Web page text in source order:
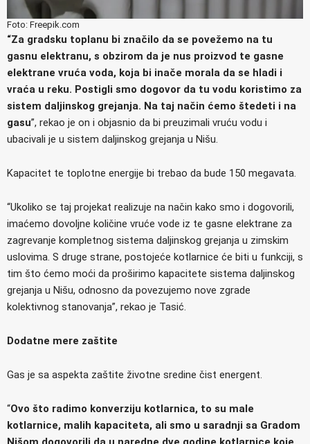
Foto: Freepik.com
“Za gradsku toplanu bi značilo da se povežemo na tu
gasnu elektranu, s obzirom da je nus proizvod te gasne
elektrane vruća voda, koja bi inače morala da se hladi i
vraća u reku. Postigli smo dogovor da tu vodu koristimo za
sistem daljinskog grejanja. Na taj način ćemo štedeti i na
gasu”, rekao je on i objasnio da bi preuzimali vruću vodu i
ubacivali je u sistem daljinskog grejanja u Nišu.
Kapacitet te toplotne energije bi trebao da bude 150 megavata.
“Ukoliko se taj projekat realizuje na način kako smo i dogovorili,
imaćemo dovoljne količine vruće vode iz te gasne elektrane za
zagrevanje kompletnog sistema daljinskog grejanja u zimskim
uslovima. S druge strane, postojeće kotlarnice će biti u funkciji, s
tim što ćemo moći da proširimo kapacitete sistema daljinskog
grejanja u Nišu, odnosno da povezujemo nove zgrade
kolektivnog stanovanja”, rekao je Tasić.
Dodatne mere zaštite
Gas je sa aspekta zaštite životne sredine čist energent.
“Ovo što radimo konverziju kotlarnica, to su male
kotlarnice, malih kapaciteta, ali smo u saradnji sa Gradom